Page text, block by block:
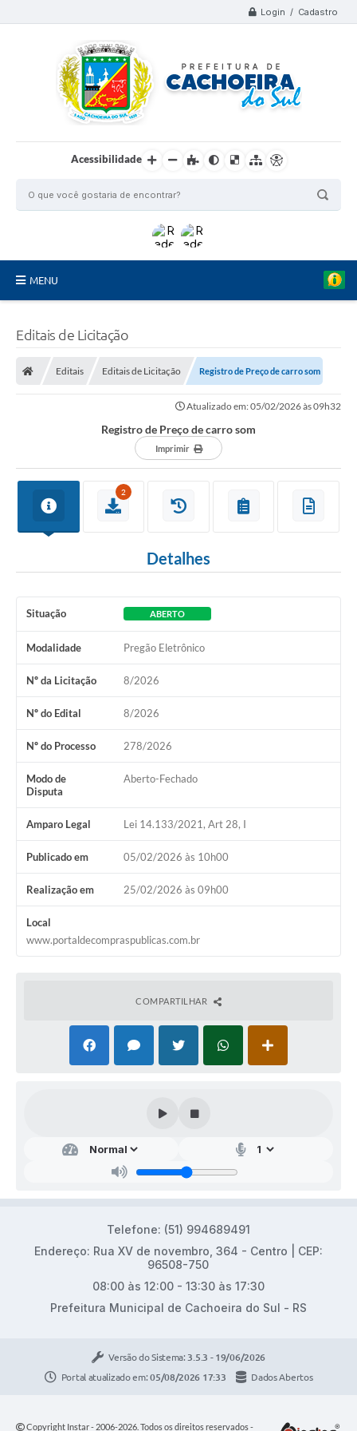
Login / Cadastro
Acessibilidade
MENU
Conselhos Municipais
Turismo
Coleta seletiva - Informações
Legislação
Galeria de Fotos
Galeria de Vídeos
Gabinetes e Secretarias
Serviços Online
Editais de Licitação
Editais Editais de Licitação Registro de Preço de carro som
Atualizado em: 05/02/2026 às 09h32
Registro de Preço de carro som
Imprimir
2
Detalhes
Situação ABERTO
Modalidade Pregão Eletrônico
Nº da Licitação 8/2026
Nº do Edital 8/2026
Nº do Processo 278/2026
Modo de
Disputa
Aberto-Fechado
Amparo Legal Lei 14.133/2021, Art 28, I
Publicado em 05/02/2026 às 10h00
Realização em 25/02/2026 às 09h00
Local
www.portaldecompraspublicas.com.br
COMPARTILHAR
Telefone: (51) 994689491
Endereço: Rua XV de novembro, 364 - Centro | CEP:
96508-750
08:00 às 12:00 - 13:30 às 17:30
Prefeitura Municipal de Cachoeira do Sul - RS
Versão do Sistema: 3.5.3 - 19/06/2026
Portal atualizado em:05/08/2026 17:33 Dados Abertos
Copyright Instar - 2006-2026. Todos os direitos reservados -